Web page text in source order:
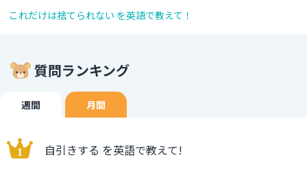
これだけは捨てられない を英語で教えて！
質問ランキング
週間 月間
自引きする を英語で教えて!